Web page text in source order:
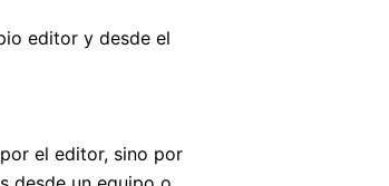
editor y desde el
el editor, sino por